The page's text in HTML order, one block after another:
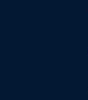
resepsiyon ve